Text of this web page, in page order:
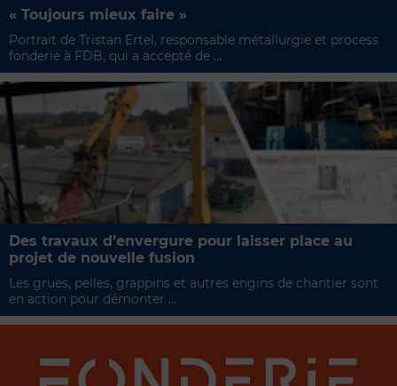
« Toujours mieux faire »
Portrait de Tristan Ertel, responsable métallurgie et process
fonderie à FDB, qui a accepté de ...
Des travaux d’envergure pour laisser place au
projet de nouvelle fusion
Les grues, pelles, grappins et autres engins de chantier sont
en action pour démonter ...